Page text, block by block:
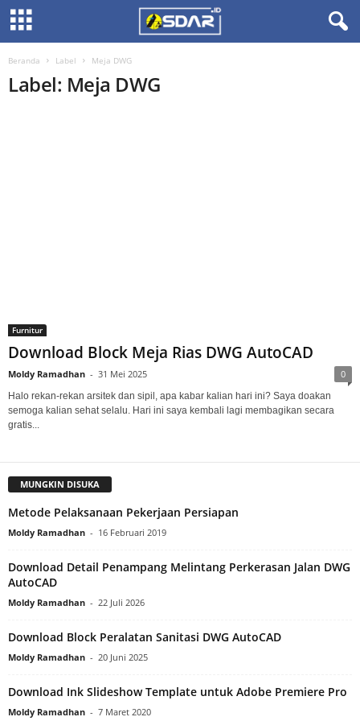
Beranda Label Meja DWG
Label: Meja DWG
Furnitur
Download Block Meja Rias DWG AutoCAD
Moldy Ramadhan - 31 Mei 2025 0
Halo rekan-rekan arsitek dan sipil, apa kabar kalian hari ini? Saya doakan
semoga kalian sehat selalu. Hari ini saya kembali lagi membagikan secara
gratis...
MUNGKIN DISUKA
Metode Pelaksanaan Pekerjaan Persiapan
Moldy Ramadhan - 16 Februari 2019
Download Detail Penampang Melintang Perkerasan Jalan DWG
AutoCAD
Moldy Ramadhan - 22 Juli 2026
Download Block Peralatan Sanitasi DWG AutoCAD
Moldy Ramadhan - 20 Juni 2025
Download Ink Slideshow Template untuk Adobe Premiere Pro
Moldy Ramadhan - 7 Maret 2020